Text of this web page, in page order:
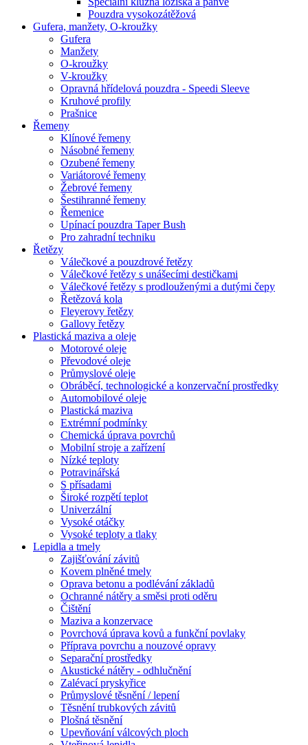
Pouzdra vysokozátěžová
Gufera, manžety, O-kroužky
Gufera
Manžety
O-kroužky
V-kroužky
Opravná hřídelová pouzdra - Speedi Sleeve
Kruhové profily
Prašnice
Řemeny
Klínové řemeny
Násobné řemeny
Ozubené řemeny
Variátorové řemeny
Žebrové řemeny
Šestihranné řemeny
Řemenice
Upínací pouzdra Taper Bush
Pro zahradní techniku
Řetězy
Válečkové a pouzdrové řetězy
Válečkové řetězy s unášecími destičkami
Válečkové řetězy s prodlouženými a dutými čepy
Řetězová kola
Fleyerovy řetězy
Gallovy řetězy
Plastická maziva a oleje
Motorové oleje
Převodové oleje
Průmyslové oleje
Obráběcí, technologické a konzervační prostředky
Automobilové oleje
Plastická maziva
Extrémní podmínky
Chemická úprava povrchů
Mobilní stroje a zařízení
Nízké teploty
Potravinářská
S přísadami
Široké rozpětí teplot
Univerzální
Vysoké otáčky
Vysoké teploty a tlaky
Lepidla a tmely
Zajišťování závitů
Kovem plněné tmely
Oprava betonu a podlévání základů
Ochranné nátěry a směsi proti oděru
Čištění
Maziva a konzervace
Povrchová úprava kovů a funkční povlaky
Příprava povrchu a nouzové opravy
Separační prostředky
Akustické nátěry - odhlučnění
Zalévací pryskyřice
Průmyslové těsnění / lepení
Těsnění trubkových závitů
Plošná těsnění
Upevňování válcových ploch